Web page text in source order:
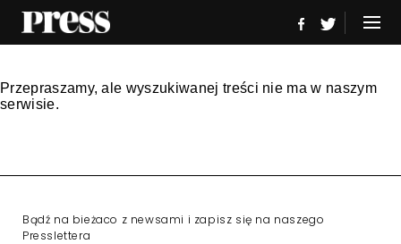
Przepraszamy, ale wyszukiwanej treści nie ma w naszym
serwisie.
Bądź na bieżaco z newsami i zapisz się na naszego
Presslettera